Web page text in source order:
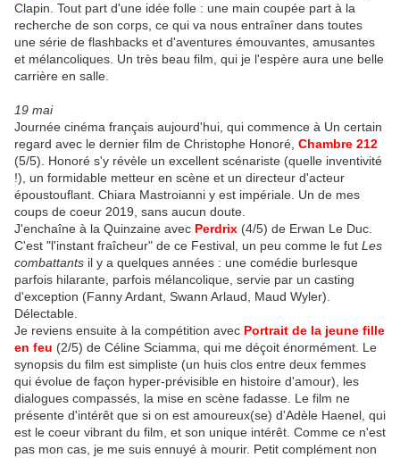
Clapin. Tout part d'une idée folle : une main coupée part à la
recherche de son corps, ce qui va nous entraîner dans toutes
une série de flashbacks et d'aventures émouvantes, amusantes
et mélancoliques. Un très beau film, qui je l'espère aura une belle
carrière en salle.
19 mai
Journée cinéma français aujourd'hui, qui commence à Un certain
regard avec le dernier film de Christophe Honoré, Chambre 212
(5/5). Honoré s'y révèle un excellent scénariste (quelle inventivité
!), un formidable metteur en scène et un directeur d'acteur
époustouflant. Chiara Mastroianni y est impériale. Un de mes
coups de coeur 2019, sans aucun doute.
J'enchaîne à la Quinzaine avec Perdrix (4/5) de Erwan Le Duc.
C'est "l'instant fraîcheur" de ce Festival, un peu comme le fut Les
combattants il y a quelques années : une comédie burlesque
parfois hilarante, parfois mélancolique, servie par un casting
d'exception (Fanny Ardant, Swann Arlaud, Maud Wyler).
Délectable.
Je reviens ensuite à la compétition avec Portrait de la jeune fille
en feu (2/5) de Céline Sciamma, qui me déçoit énormément. Le
synopsis du film est simpliste (un huis clos entre deux femmes
qui évolue de façon hyper-prévisible en histoire d'amour), les
dialogues compassés, la mise en scène fadasse. Le film ne
présente d'intérêt que si on est amoureux(se) d'Adèle Haenel, qui
est le coeur vibrant du film, et son unique intérêt. Comme ce n'est
pas mon cas, je me suis ennuyé à mourir. Petit complément non